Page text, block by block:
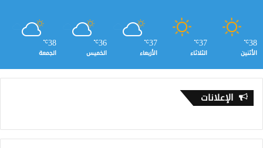
38
℃
الأثنين
37
℃
الثلاثاء
37
℃
الأربعاء
36
℃
الخميس
38
℃
الجمعة
الإعلانات